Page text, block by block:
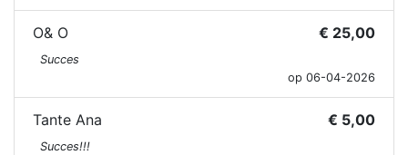
O& O € 25,00
Succes
op 06-04-2026
Tante Ana € 5,00
Succes!!!